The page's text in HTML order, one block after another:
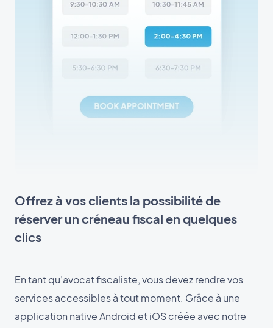
Offrez à vos clients la possibilité de
réserver un créneau fiscal en quelques
clics
En tant qu’avocat fiscaliste, vous devez rendre vos
services accessibles à tout moment. Grâce à une
application native Android et iOS créée avec notre